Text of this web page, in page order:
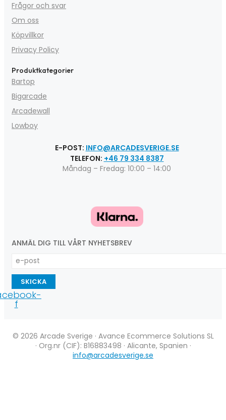
Frågor och svar
Om oss
Köpvillkor
Privacy Policy
Produktkategorier
Bartop
Bigarcade
Arcadewall
Lowboy
E-POST: INFO@ARCADESVERIGE.SE
TELEFON: +46 79 334 8387
Måndag – Fredag: 10:00 – 14:00
ANMÄL DIG TILL VÅRT NYHETSBREV
SKICKA
f
© 2026 Arcade Sverige · Avance Ecommerce Solutions SL
· Org.nr (CIF): B16883498 · Alicante, Spanien ·
info@arcadesverige.se